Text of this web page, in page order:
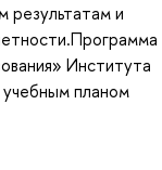
результатам и
Института
планом